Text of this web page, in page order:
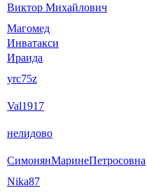
Виктор Михайлович
Магомед
Инватакси
Ираида
yrc75z
Val1917
нелидово
СимонянМаринеПетросовна
Nika87